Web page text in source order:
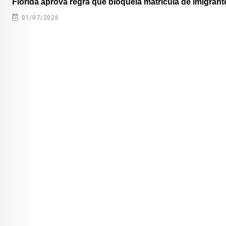
Flórida aprova regra que bloqueia matrícula de
01/07/2026